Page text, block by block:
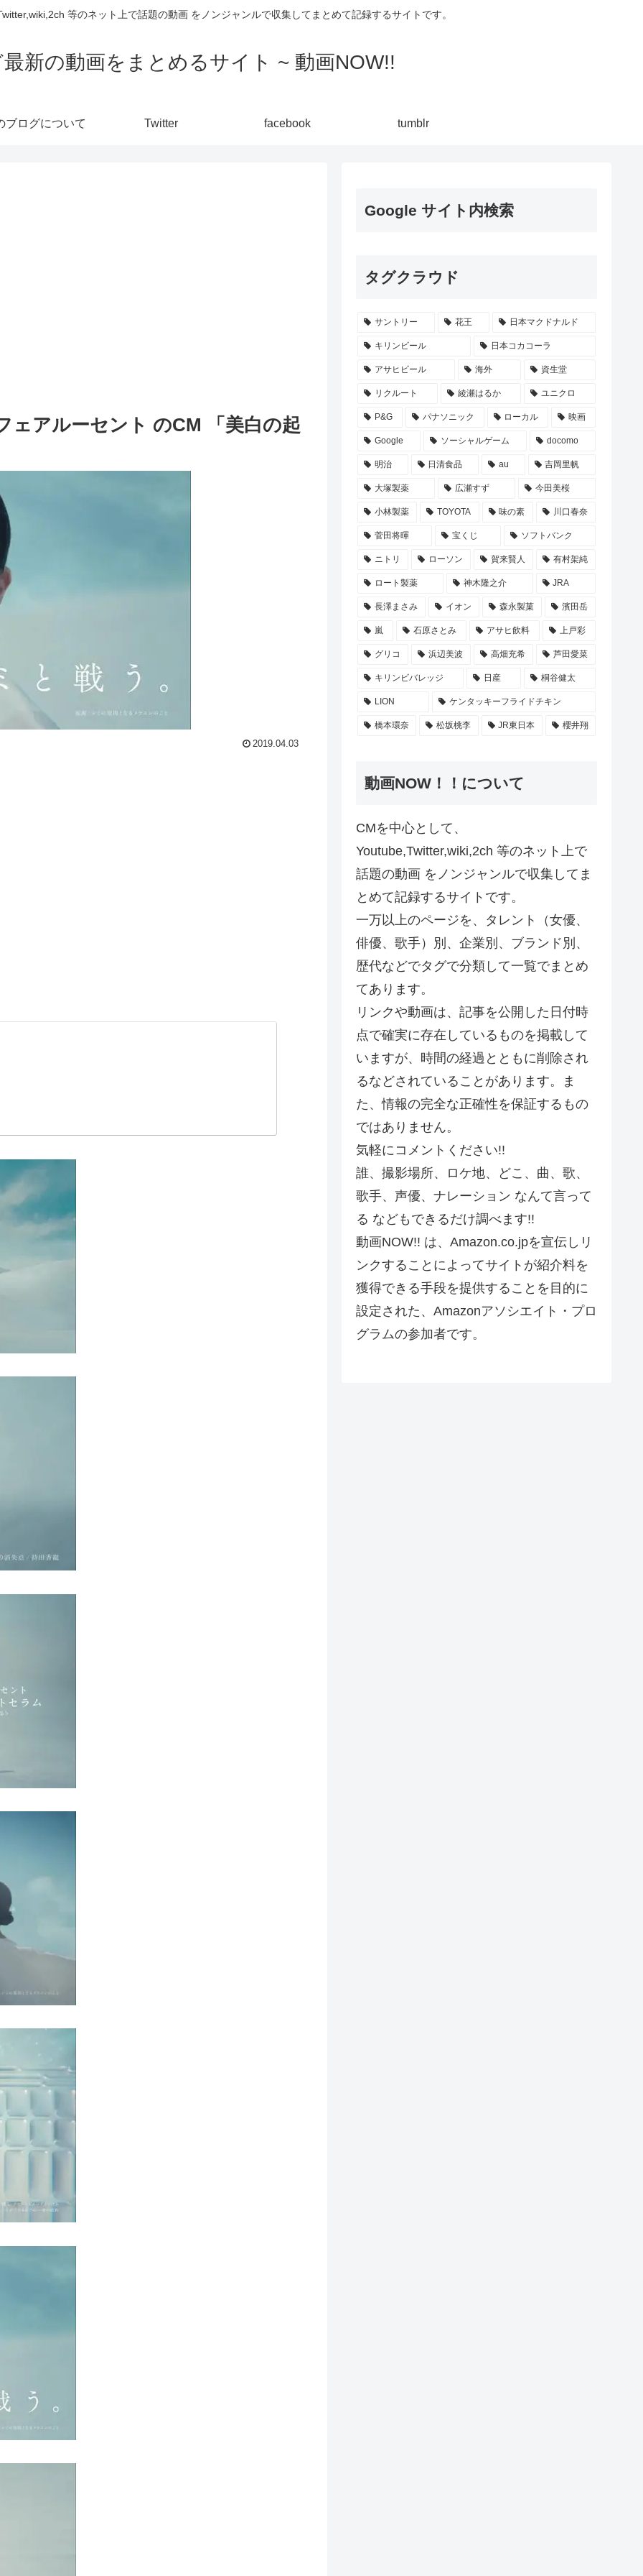
等のネット上で話題の動画 をノンジャンルで収集してまとめて記録するサイトです。
新の動画をまとめるサイト ~ 動画NOW!!
ブログについて Twitter facebook tumblr
ェアルーセント のCM 「美白の起
2019.04.03
Google サイト内検索
タグクラウド
サントリー 花王 日本マクドナルド
キリンビール 日本コカコーラ
アサヒビール 海外 資生堂
リクルート 綾瀬はるか ユニクロ
P&G パナソニック ローカル 映画
Google ソーシャルゲーム docomo
明治 日清食品 au 吉岡里帆
大塚製薬 広瀬すず 今田美桜
小林製薬 TOYOTA 味の素 川口春奈
菅田将暉 宝くじ ソフトバンク
ニトリ ローソン 賀来賢人 有村架純
ロート製薬 神木隆之介 JRA
長澤まさみ イオン 森永製菓 濱田岳
嵐 石原さとみ アサヒ飲料 上戸彩
グリコ 浜辺美波 高畑充希 芦田愛菜
キリンビバレッジ 日産 桐谷健太
LION ケンタッキーフライドチキン
橋本環奈 松坂桃李 JR東日本 櫻井翔
動画NOW！！について
CMを中心として、
Youtube,Twitter,wiki,2ch 等のネット上で
話題の動画 をノンジャンルで収集してま
とめて記録するサイトです。
一万以上のページを、タレント（女優、
俳優、歌手）別、企業別、ブランド別、
歴代などでタグで分類して一覧でまとめ
てあります。
リンクや動画は、記事を公開した日付時
点で確実に存在しているものを掲載して
いますが、時間の経過とともに削除され
るなどされていることがあります。ま
た、情報の完全な正確性を保証するもの
ではありません。
気軽にコメントください!!
誰、撮影場所、ロケ地、どこ、曲、歌、
歌手、声優、ナレーション なんて言って
る などもできるだけ調べます!!
動画NOW!! は、Amazon.co.jpを宣伝しリ
ンクすることによってサイトが紹介料を
獲得できる手段を提供することを目的に
設定された、Amazonアソシエイト・プロ
グラムの参加者です。